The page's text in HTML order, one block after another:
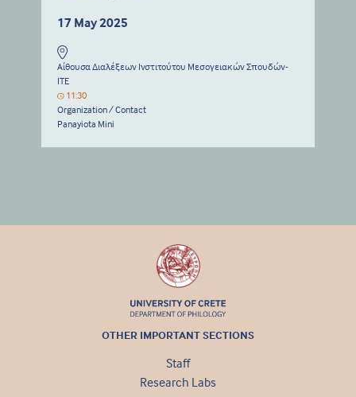
17 May 2025
Αίθουσα Διαλέξεων Ινστιτούτου Μεσογειακών Σπουδών-
ΙΤΕ
11:30
Organization / Contact
Panayiota Mini
OTHER IMPORTANT SECTIONS
Staff
Research Labs